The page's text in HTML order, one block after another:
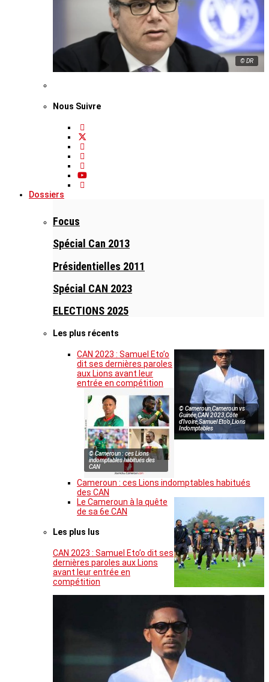
© DR
Nous Suivre
Dossiers
Focus
Spécial Can 2013
Présidentielles 2011
Spécial CAN 2023
ELECTIONS 2025
Les plus récents
© Cameroun,Cameroun vs
Guinée,CAN 2023,Côte
d’Ivoire,Samuel Eto’o,Lions
Indomptables
CAN 2023 : Samuel Eto’o
dit ses dernières paroles
aux Lions avant leur
entrée en compétition
© Cameroun : ces Lions
indomptables habitués des
CAN
Cameroun : ces Lions indomptables habitués
des CAN
Le Cameroun à la quête
de sa 6e CAN
Les plus lus
CAN 2023 : Samuel Eto’o dit ses
dernières paroles aux Lions
avant leur entrée en
compétition